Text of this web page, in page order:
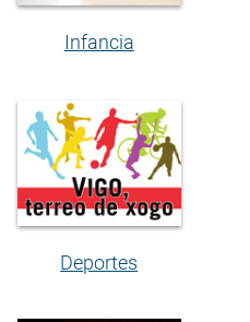
Infancia
Deportes